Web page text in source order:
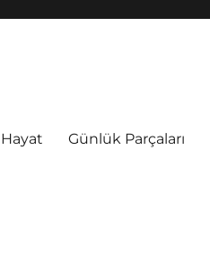
Hayat Günlük Parçaları